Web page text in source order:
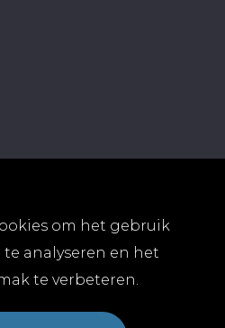
om het gebruik
te analyseren en het
te verbeteren.